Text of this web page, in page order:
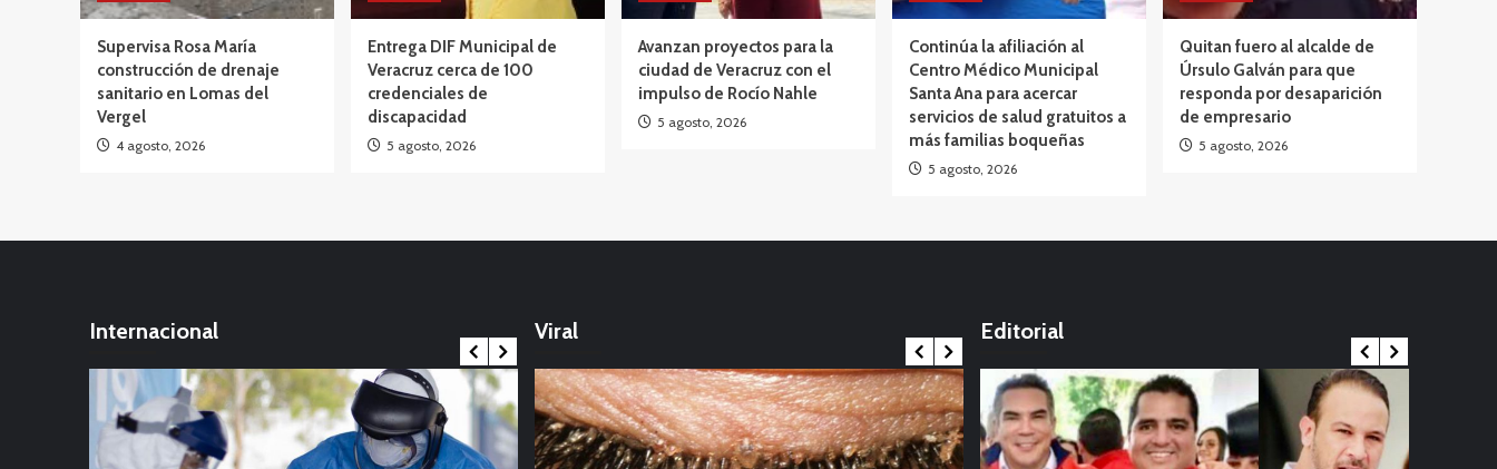
Supervisa Rosa María
construcción de drenaje
sanitario en Lomas del
Vergel
4 agosto, 2026
Entrega DIF Municipal de
Veracruz cerca de 100
credenciales de
discapacidad
5 agosto, 2026
Avanzan proyectos para la
ciudad de Veracruz con el
impulso de Rocío Nahle
5 agosto, 2026
Continúa la afiliación al
Centro Médico Municipal
Santa Ana para acercar
servicios de salud gratuitos a
más familias boqueñas
5 agosto, 2026
Quitan fuero al alcalde de
Úrsulo Galván para que
responda por desaparición
de empresario
5 agosto, 2026
Internacional
Internacional
Internacional
Viral Editorial
calendario político: Entre Tirios y Troyanos